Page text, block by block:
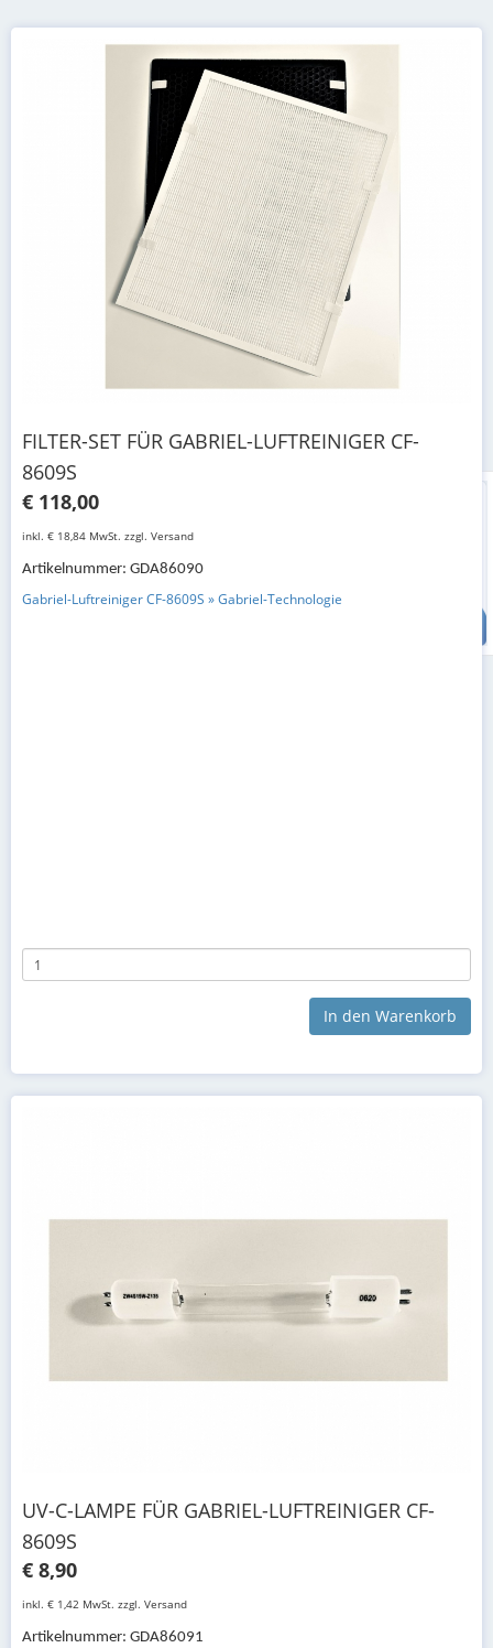
FILTER-SET FÜR GABRIEL-LUFTREINIGER CF-
8609S
€ 118,00
inkl. € 18,84 MwSt. zzgl. Versand
Artikelnummer: GDA86090
Gabriel-Luftreiniger CF-8609S » Gabriel-Technologie
In den Warenkorb
UV-C-LAMPE FÜR GABRIEL-LUFTREINIGER CF-
8609S
€ 8,90
inkl. € 1,42 MwSt. zzgl. Versand
Artikelnummer: GDA86091